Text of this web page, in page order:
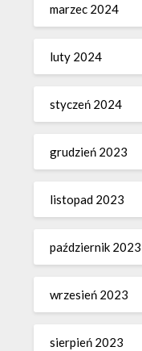
marzec 2024
luty 2024
styczeń 2024
grudzień 2023
listopad 2023
październik 2023
wrzesień 2023
sierpień 2023